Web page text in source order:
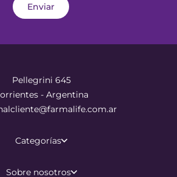
Enviar
Pellegrini 645
- Argentina
Categorías
Sobre nosotros